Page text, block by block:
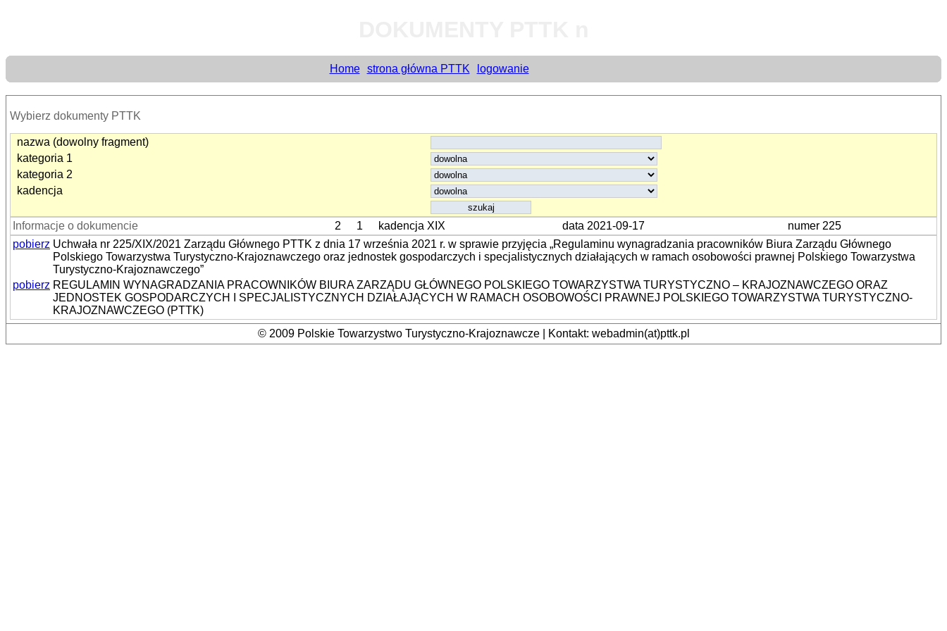
Home strona główna PTTK logowanie
Wybierz dokumenty PTTK
nazwa (dowolny fragment)
kategoria 1
kategoria 2
kadencja
Informacje o dokumencie 2 1 kadencja XIX data 2021-09-17
numer 225
pobierz Uchwała nr 225/XIX/2021 Zarządu Głównego PTTK z dnia 17 września 2021 r. w sprawie przyjęcia „Regulaminu wynagradzania pracowników Biura Zarządu Głównego
Polskiego Towarzystwa Turystyczno-Krajoznawczego oraz jednostek gospodarczych i specjalistycznych działających w ramach osobowości prawnej Polskiego Towarzystwa
Turystyczno-Krajoznawczego”
pobierz REGULAMIN WYNAGRADZANIA PRACOWNIKÓW BIURA ZARZĄDU GŁÓWNEGO POLSKIEGO TOWARZYSTWA TURYSTYCZNO – KRAJOZNAWCZEGO ORAZ
JEDNOSTEK GOSPODARCZYCH I SPECJALISTYCZNYCH DZIAŁAJĄCYCH W RAMACH OSOBOWOŚCI PRAWNEJ POLSKIEGO TOWARZYSTWA TURYSTYCZNO-
KRAJOZNAWCZEGO (PTTK)
© 2009 Polskie Towarzystwo Turystyczno-Krajoznawcze | Kontakt: webadmin(at)pttk.pl